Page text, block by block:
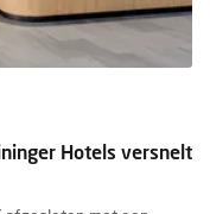
Hotels versnelt